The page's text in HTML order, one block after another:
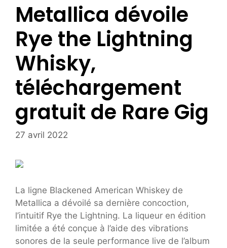
Metallica dévoile
Rye the Lightning
Whisky,
téléchargement
gratuit de Rare Gig
27 avril 2022
La ligne Blackened American Whiskey de
Metallica a dévoilé sa dernière concoction,
l’intuitif Rye the Lightning. La liqueur en édition
limitée a été conçue à l’aide des vibrations
sonores de la seule performance live de l’album